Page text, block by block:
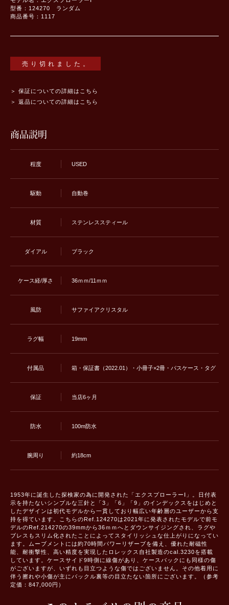
型番：124270 ランダム
商品番号：1117
売り切れました。
＞ 保証についての詳細はこちら
＞ 返品についての詳細はこちら
商品説明
程度 USED
駆動 自動巻
材質 ステンレススティール
ダイアル ブラック
ケース経/厚さ 36ｍｍ/11ｍｍ
風防 サファイアクリスタル
ラグ幅 19mm
付属品 箱・保証書（2022.01）・小冊子×2冊・パスケース・タグ
保証 当店6ヶ月
防水 100m防水
腕周り 約18cm
1953年に誕生した探検家の為に開発された「エクスプローラーⅠ」。日付表
示を持たないシンプルな三針と「3」「6」「9」のインデックスをはじめと
したデザインは初代モデルから一貫しており幅広い年齢層のユーザーから支
持を得ています。こちらのRef.124270は2021年に発表されたモデルで前モ
デルのRef.214270の39mmから36ｍｍへとダウンサイジングされ、ラグや
ブレスもスリム化されたことによってスタイリッシュな仕上がりになってい
ます。ムーブメントには約70時間パワーリザーブを備え、優れた耐磁性
能、耐衝撃性、高い精度を実現したロレックス自社製造のcal.3230を搭載
しています。ケースサイド9時側に線傷があり、ケースバックにも同様の傷
がございますが、いずれも目立つような傷ではございません。その他着用に
伴う擦れや小傷が主にバックル裏等の目立たない箇所にございます。（参考
定価：847,000円）